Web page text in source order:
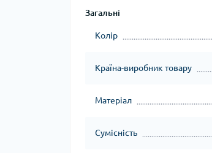
Загальні
Колір
Країна-виробник товару
Матеріал
Сумісність